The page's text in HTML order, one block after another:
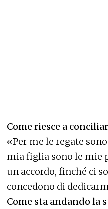
Come riesce a
«Per me le regate
mia figlia sono le mie
un accordo, finché ci
concedono di
Come sta andando la